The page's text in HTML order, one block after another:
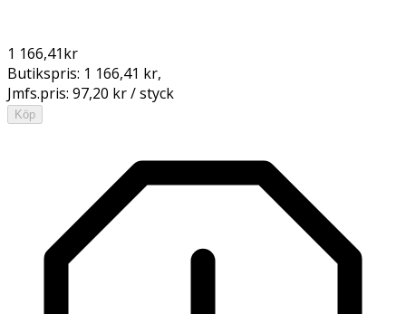
1 166,41kr
Butikspris: 1 166,41 kr,
Jmfs.pris: 97,20 kr / styck
Köp